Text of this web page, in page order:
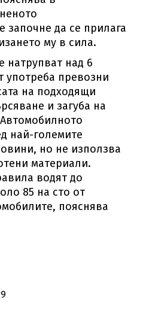
започне да се прилага
му в сила.
натрупват над 6
употреба превозни
на подходящи
и загуба на
най-големите
но не използва
материали.
водят до
85 на сто от
пояснява